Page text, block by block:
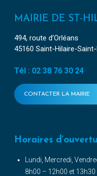
MAIRIE DE ST-
494, route d’Orléans
45160 Saint-Hilaire-
Tél : 02 38 76 30 24
CONTACTER LA MAIRIE
Horaires
Lundi, Mercredi,
8h00 – 12h00 et